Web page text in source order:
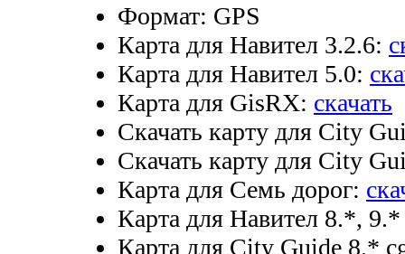
Формат: GPS
Карта для Навител 3.2.6:
Карта для Навител 5.0:
Карта для GisRX: скачать
Скачать карту для City
Скачать карту для City
Карта для Семь дорог:
Карта для Навител 8.*,
Карта для City Guide 8.*